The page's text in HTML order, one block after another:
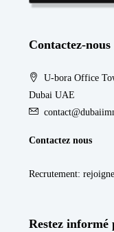
Contactez-nous
U-bora Office
Dubai UAE
Contactez nous
Recrutement:
Restez informé